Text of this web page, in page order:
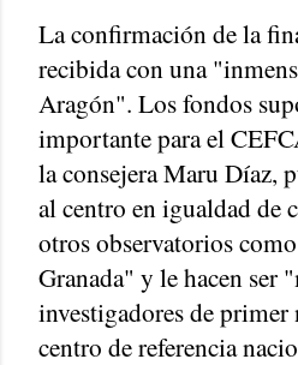
La confirmación de la
recibida con una
Aragón". Los fondos
importante para el
la consejera Maru Díaz,
al centro en igualdad de
otros observatorios
Granada" y le hacen ser
investigadores de primer
centro de referencia